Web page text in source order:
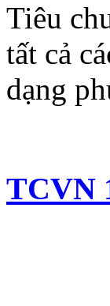
Tiêu
tất cả
dạng
TCVN